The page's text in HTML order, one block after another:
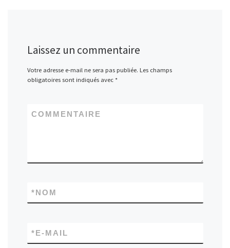
Laissez un commentaire
Votre adresse e-mail ne sera pas publiée. Les champs
obligatoires sont indiqués avec *
COMMENTAIRE
NOM
*
E-MAIL
*